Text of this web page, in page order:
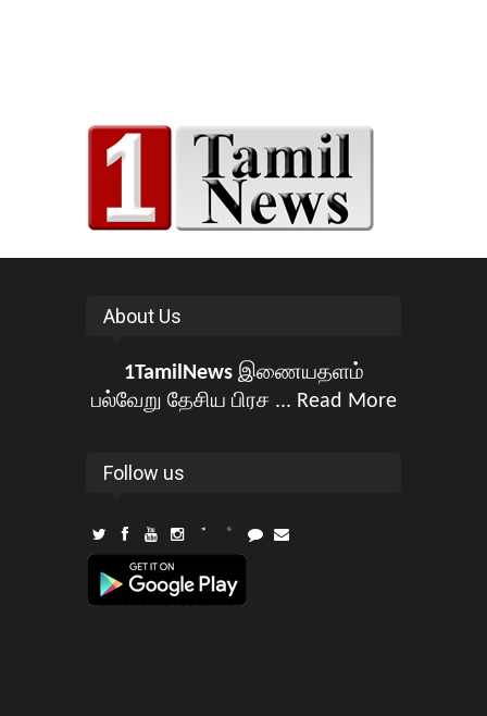
About Us
1TamilNewsஇணையதளம்
பல்வேறு தேசிய பிரச ... Read More
Follow us